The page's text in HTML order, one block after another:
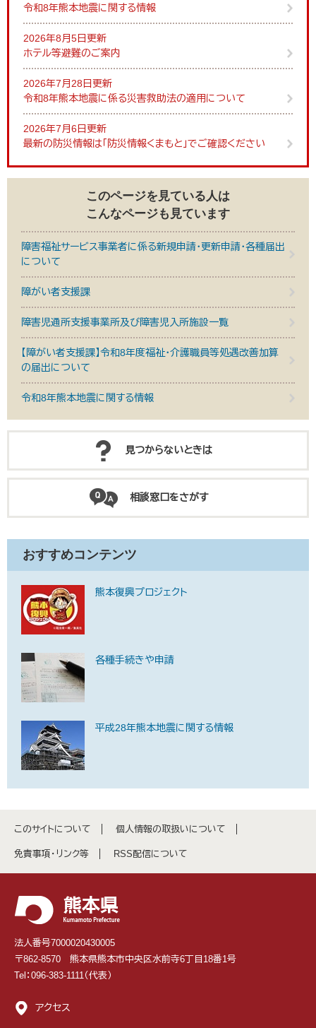
令和8年熊本地震に関する情報
2026年8月5日更新
ホテル等避難のご案内
2026年7月28日更新
令和8年熊本地震に係る災害救助法の適用について
2026年7月6日更新
最新の防災情報は「防災情報くまもと」でご確認ください
このページを見ている人は
こんなページも見ています
障害福祉サービス事業者に係る新規申請・更新申請・各種届出
について
障がい者支援課
障害児通所支援事業所及び障害児入所施設一覧
【障がい者支援課】令和8年度福祉・介護職員等処遇改善加算
の届出について
令和8年熊本地震に関する情報
見つからないときは
相談窓口をさがす
おすすめコンテンツ
熊本復興プロジェクト
各種手続きや申請
平成28年熊本地震に関する情報
このサイトについて 個人情報の取扱いについて
免責事項・リンク等 RSS配信について
法人番号7000020430005
〒862-8570 熊本県熊本市中央区水前寺6丁目18番1号
Tel：096-383-1111（代表）
アクセス